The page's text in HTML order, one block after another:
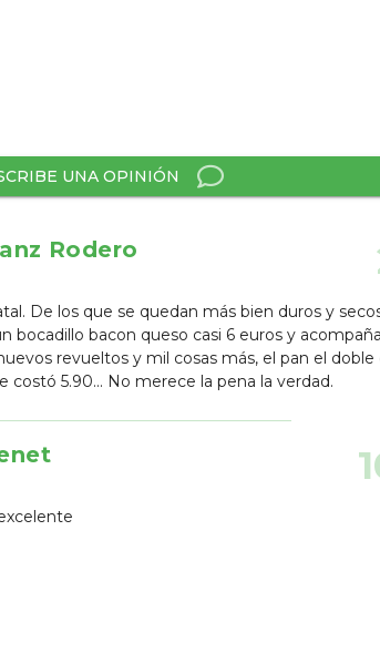
UNA OPINIÓN
Rodero
De los que se quedan más bien duros y
bocadillo bacon queso casi 6 euros y
revueltos y mil cosas más, el pan el doble
costó 5.90... No merece la pena la verdad.